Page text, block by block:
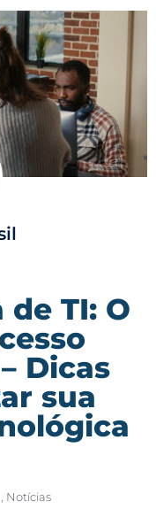
TI: O
Dicas
sua
Notícias